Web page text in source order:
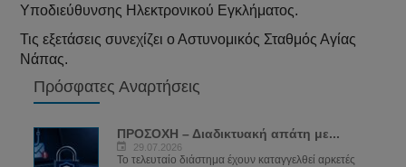
Υποδιεύθυνσης Ηλεκτρονικού Εγκλήματος.
Τις εξετάσεις συνεχίζει ο Αστυνομικός Σταθμός Αγίας
Νάπας.
Πρόσφατες Αναρτήσεις
ΠΡΟΣΟΧΗ – Διαδικτυακή απάτη με...
29.07.2026
Το τελευταίο διάστημα έχουν καταγγελθεί αρκετές